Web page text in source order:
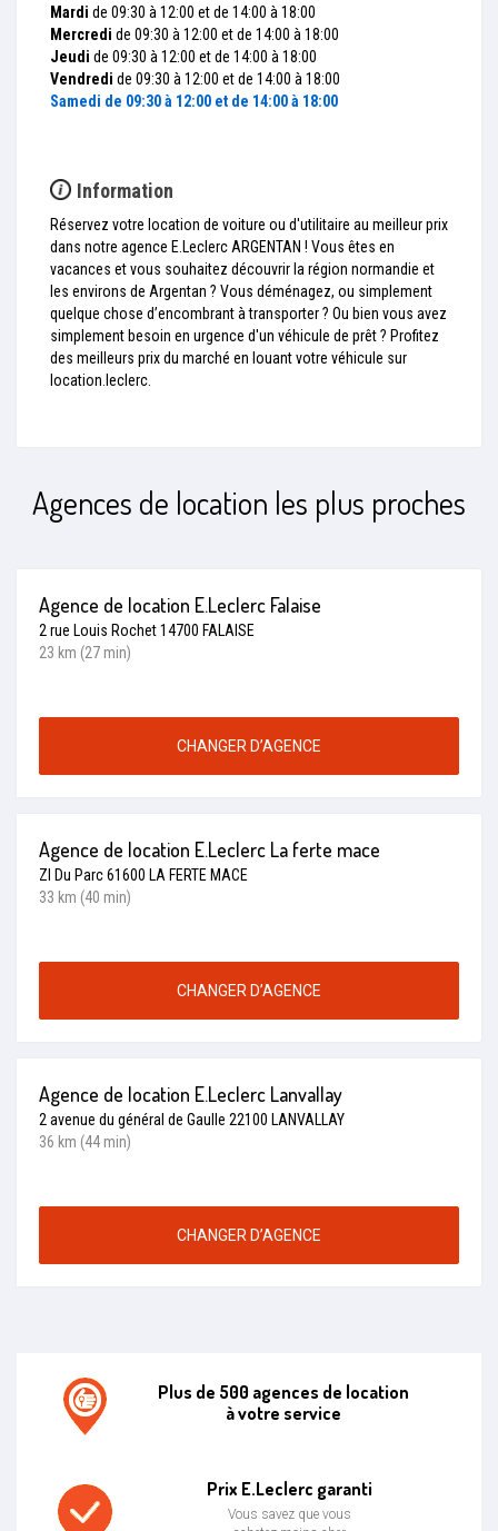
Mardi de 09:30 à 12:00 et de 14:00 à 18:00
Mercredi de 09:30 à 12:00 et de 14:00 à 18:00
Jeudi de 09:30 à 12:00 et de 14:00 à 18:00
Vendredi de 09:30 à 12:00 et de 14:00 à 18:00
Samedi de 09:30 à 12:00 et de 14:00 à 18:00
Information
Réservez votre location de voiture ou d'utilitaire au meilleur prix
dans notre agence E.Leclerc ARGENTAN ! Vous êtes en
vacances et vous souhaitez découvrir la région normandie et
les environs de Argentan ? Vous déménagez, ou simplement
quelque chose d’encombrant à transporter ? Ou bien vous avez
simplement besoin en urgence d'un véhicule de prêt ? Profitez
des meilleurs prix du marché en louant votre véhicule sur
location.leclerc.
Agences de location les plus proches
Agence de location E.Leclerc Falaise
2 rue Louis Rochet 14700 FALAISE
23 km (27 min)
CHANGER D’AGENCE
Agence de location E.Leclerc La ferte mace
ZI Du Parc 61600 LA FERTE MACE
33 km (40 min)
CHANGER D’AGENCE
Agence de location E.Leclerc Lanvallay
2 avenue du général de Gaulle 22100 LANVALLAY
36 km (44 min)
CHANGER D’AGENCE
Plus de 500 agences de location
à votre service
Prix E.Leclerc garanti
Vous savez que vous